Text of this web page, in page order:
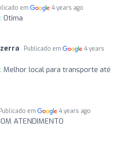
em 4 years ago
Otima
Publicado em
4 years
Melhor local para transporte até
Publicado em 4 years ago
ATENDIMENTO